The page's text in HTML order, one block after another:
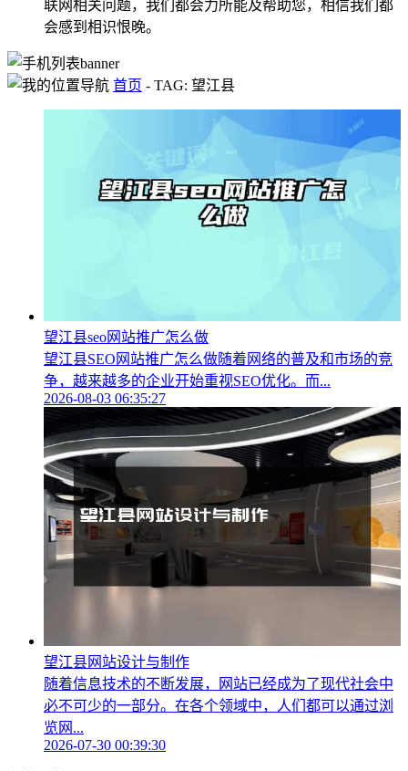
联网相关问题，我们都会力所能及帮助您，相信我们都
会感到相识恨晚。
首页 - TAG: 望江县
望江县seo网站推广怎么做
望江县SEO网站推广怎么做随着网络的普及和市场的竞
争，越来越多的企业开始重视SEO优化。而...
2026-08-03 06:35:27
望江县网站设计与制作
随着信息技术的不断发展，网站已经成为了现代社会中
必不可少的一部分。在各个领域中，人们都可以通过浏
览网...
2026-07-30 00:39:30